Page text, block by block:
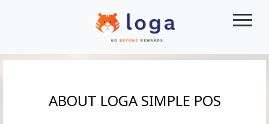
|||
ABOUT LOGA SIMPLE POS